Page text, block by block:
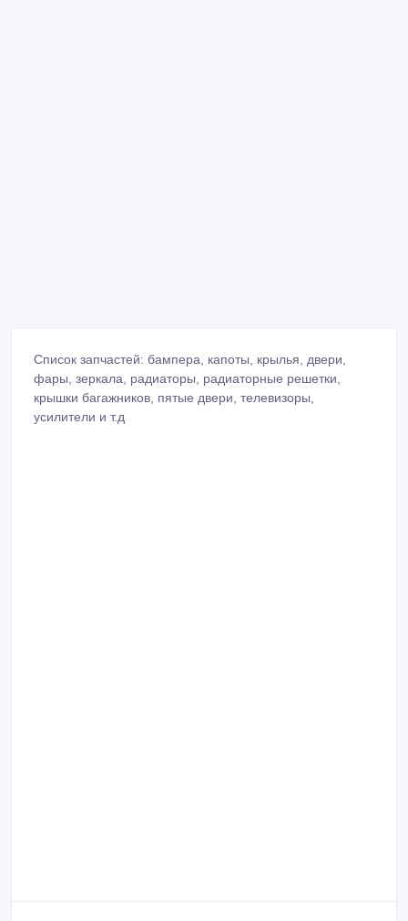
Список запчастей: бампера, капоты, крылья, двери,
фары, зеркала, радиаторы, радиаторные решетки,
крышки багажников, пятые двери, телевизоры,
усилители и т.д